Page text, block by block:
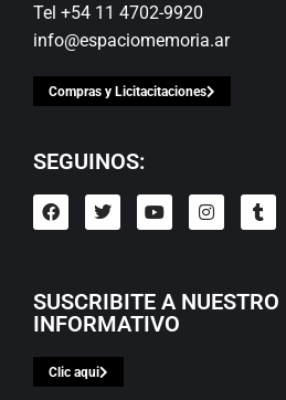
Tel +54 11 4702-9920
info@espaciomemoria.ar
Compras y Licitacitaciones
SEGUINOS:
SUSCRIBITE A
INFORMATIVO
Clic aqui